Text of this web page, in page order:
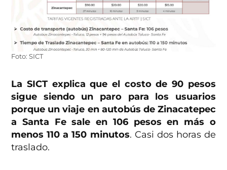
Foto: SICT
La SICT explica que el costo de 90 pesos
sigue siendo un paro para los usuarios
porque un viaje en autobús de Zinacatepec
a Santa Fe sale en 106 pesos en más o
menos 110 a 150 minutos. Casi dos horas de
traslado.